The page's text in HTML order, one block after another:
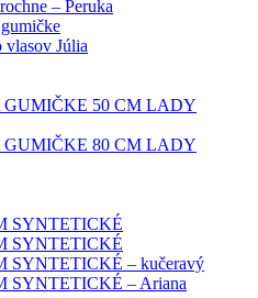
– Peruka
vlasov Júlia
50 CM LADY
80 CM LADY
SYNTETICKÉ
SYNTETICKÉ
SYNTETICKÉ – kučeravý
SYNTETICKÉ – Ariana